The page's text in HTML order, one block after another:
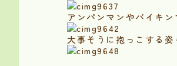
アンパンマンやバイキン
大事そうに抱っこする